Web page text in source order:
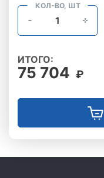
КОЛ-ВО, ШТ
ИТОГО:
75 704 ₽